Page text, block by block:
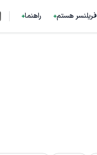
فریلنسر هستم راهنما